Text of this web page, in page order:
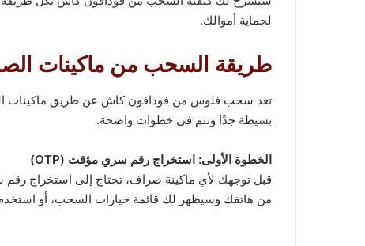
لحماية أموالك.
طريقة السحب من ماكينات
تعد سحب فلوس من فودافون كاش عن طريق ماكينات
بسيطة جدًا وتتم في خطوات واضحة.
الخطوة الأولى: استخراج رقم سري مؤقت (OTP)
قبل توجهك لأي ماكينة صراف، تحتاج إلى استخراج
من هاتفك وسيظهر لك قائمة خيارات السحب، أو